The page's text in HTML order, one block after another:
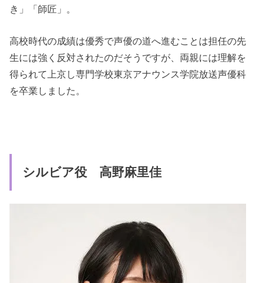
き」「師匠」。
高校時代の成績は優秀で声優の道へ進むことは担任の先
生には強く反対されたのだそうですが、両親には理解を
得られて上京し専門学校東京アナウンス学院放送声優科
を卒業しました。
シルビア役 高野麻里佳